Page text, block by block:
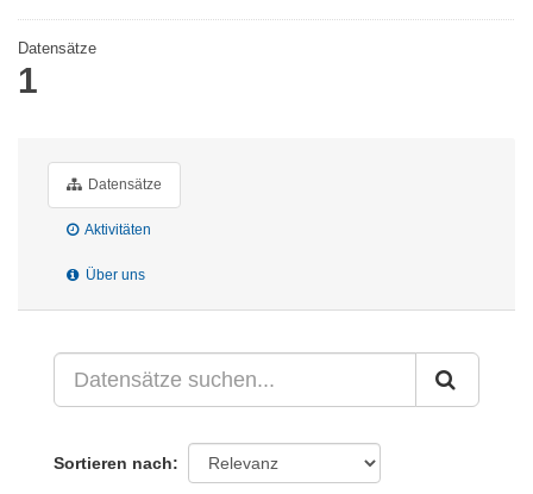
Datensätze
1
Datensätze
Aktivitäten
Über uns
Sortieren nach